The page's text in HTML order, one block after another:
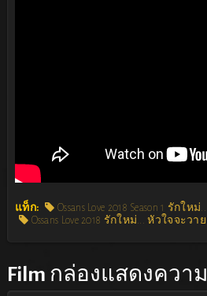
แท็ก:
Ossans Love 2018 Season 1 รัก
Ossans Love 2018 รักใหม่... หัวใจจะว
Film กล่องแสดงควา